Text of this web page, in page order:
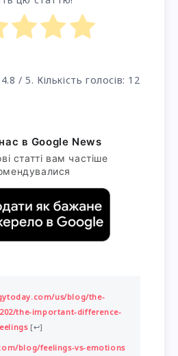
4.8 / 5. Кількість голосів: 12
в Google News
статті вам частіше
us/blog/the-
the-important-difference-
[↩]
blog/feelings-vs-emotions